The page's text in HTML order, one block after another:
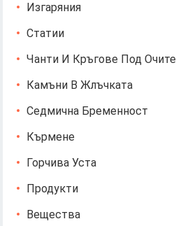
Изгаряния
Статии
Чанти И Кръгове Под Очите
Камъни В Жлъчката
Седмична Бременност
Кърмене
Горчива Уста
Продукти
Вещества